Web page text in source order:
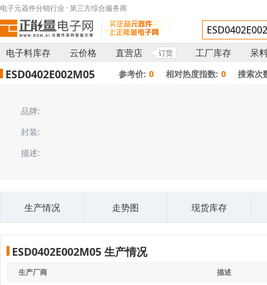
电子元器件分销行业 · 第三方综合服务商
电子料库存 云价格 直营店 订货 工厂库存 呆
ESD0402E002M05 参考价: 0 相对热度指数: 0 搜索次
品牌:
封装:
描述:
生产情况 走势图 现货库存
ESD0402E002M05 生产情况
生产厂商 描述